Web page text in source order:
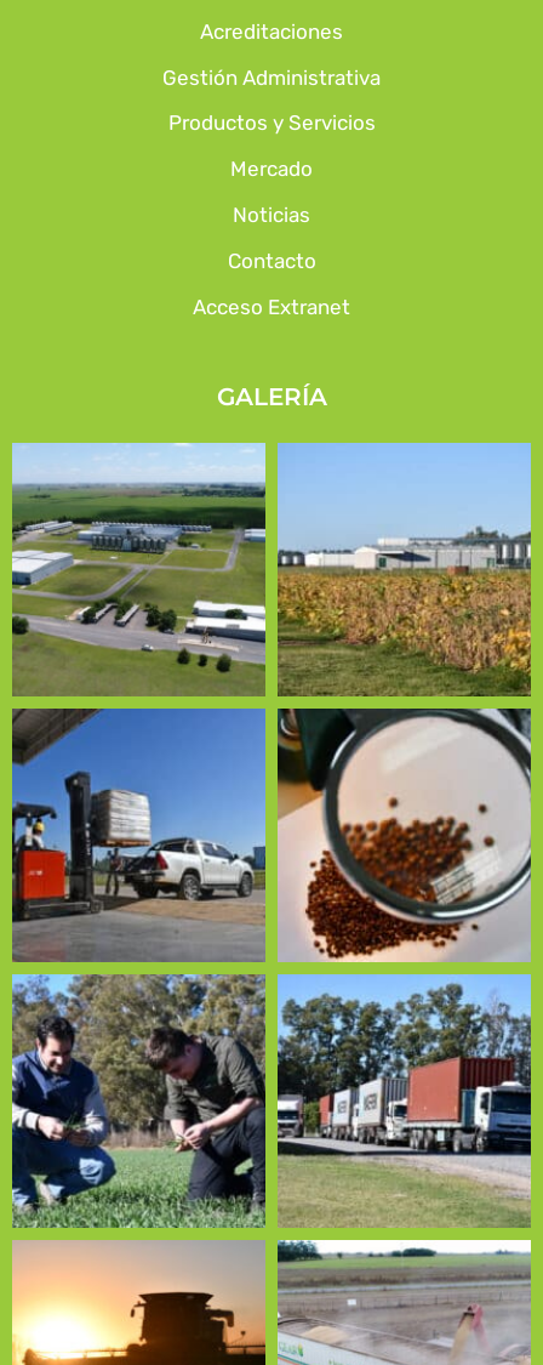
Acreditaciones
Gestión Administrativa
Productos y Servicios
Mercado
Noticias
Contacto
Acceso Extranet
GALERÍA